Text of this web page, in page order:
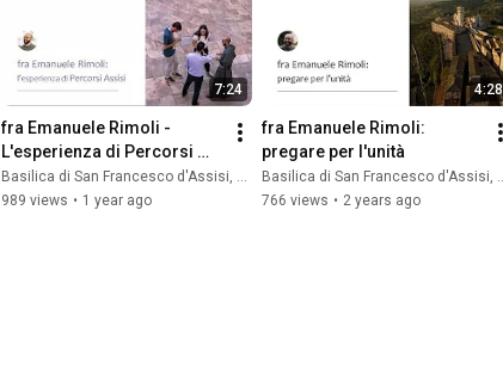
7:24
fra Emanuele Rimoli -
L'esperienza di Percorsi
Assisi
Basilica di San Francesco d'Assisi, Sacro Convento
989 views • 1 year ago
4:28
fra Emanuele Rimoli:
pregare per l'unità
Basilica di San Francesco d'Assisi, Sacro Convento
766 views • 2 years ago